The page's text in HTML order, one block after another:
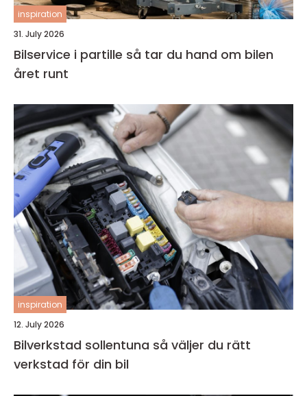
inspiration
31. July 2026
Bilservice i partille så tar du hand om bilen
året runt
inspiration
12. July 2026
Bilverkstad sollentuna så väljer du rätt
verkstad för din bil